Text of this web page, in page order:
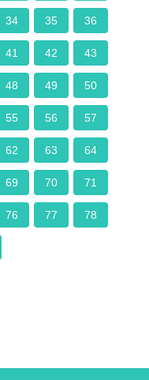
34 35 36
41 42 43
48 49 50
55 56 57
62 63 64
69 70 71
76 77 78